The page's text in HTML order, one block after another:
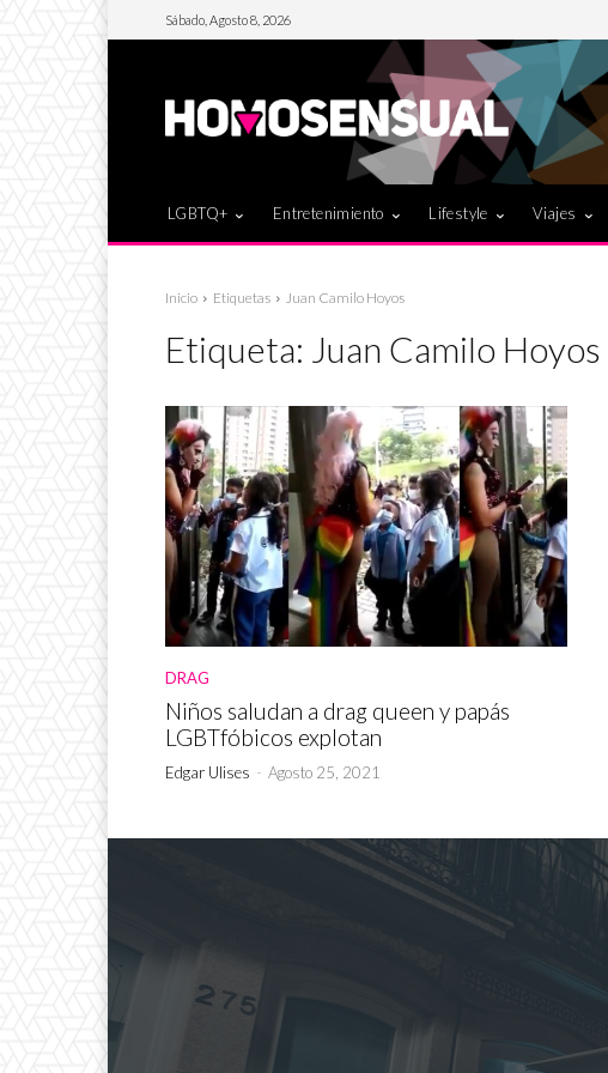
Sábado, Agosto 8, 2026
LGBTQ+ Entretenimiento Lifestyle Viajes
Inicio Etiquetas Juan Camilo Hoyos
Etiqueta: Juan Camilo Hoyos
DRAG
Niños saludan a drag queen y papás
LGBTfóbicos explotan
Edgar Ulises - Agosto 25, 2021